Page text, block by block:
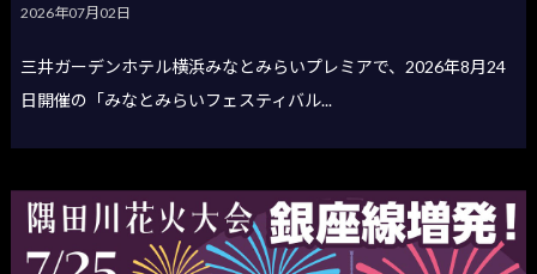
2026年07月02日
三井ガーデンホテル横浜みなとみらいプレミアで、2026年8月24
日開催の「みなとみらいフェスティバル...